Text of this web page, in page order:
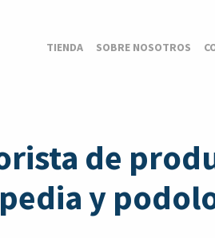
TIENDA SOBRE NOSOTROS
de
y